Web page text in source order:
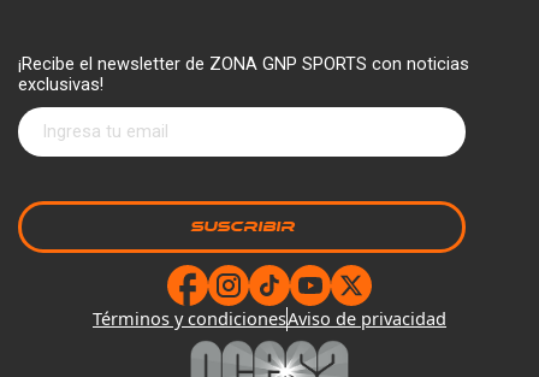
¡Recibe el newsletter de ZONA GNP SPORTS con noticias
exclusivas!
Términos y condicionesAviso de privacidad